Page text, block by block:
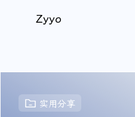
Zyyo
实用分享